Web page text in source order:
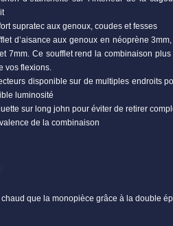
supratec aux genoux, coudes et fesses
d’aisance aux genoux en néoprène
7mm. Ce soufflet rend la combinaison
vos flexions.
disponible sur de multiples endroits
luminosité
sur long john pour éviter de retirer
de la combinaison
chaud que la monopièce grâce à la double